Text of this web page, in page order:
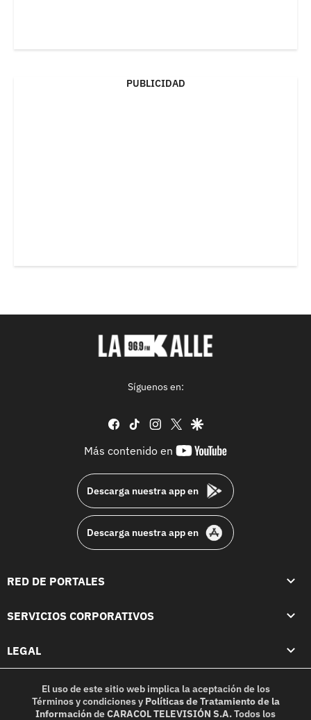
PUBLICIDAD
Síguenos en:
facebook
tiktok instagram
twittergoogle
Más contenido en
youtube-
Descarga nuestra app en
Descarga nuestra app en
RED DE PORTALES
SERVICIOS CORPORATIVOS
LEGAL
El uso de este sitio web implica la aceptación de los
Términos y condicionesy Políticas de Tratamiento de la
InformacióndeCARACOL TELEVISIÓN S.A.Todos los